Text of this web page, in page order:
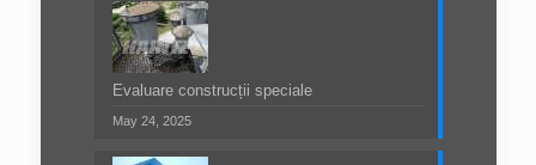
Evaluare construcții speciale
May 24, 2025